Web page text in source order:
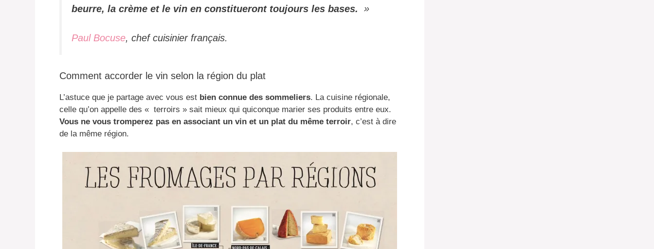
beurre, la crème et le vin en constitueront toujours les bases. »
Paul Bocuse, chef cuisinier français.
Comment accorder le vin selon la région du plat
L’astuce que je partage avec vous est bien connue des sommeliers. La cuisine régionale,
celle qu’on appelle des « terroirs » sait mieux qui quiconque marier ses produits entre eux.
Vous ne vous tromperez pas en associant un vin et un plat du même terroir, c’est à dire
de la même région.